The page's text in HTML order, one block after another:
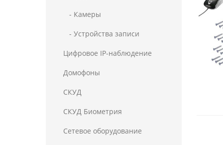
- Камеры
- Устройства записи
Цифровое IP-наблюдение
Домофоны
СКУД
СКУД Биометрия
Сетевое оборудование